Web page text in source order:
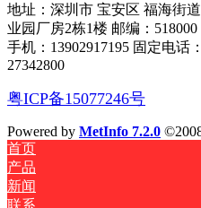
地址：深圳市 宝安区 福海街
业园厂房2栋1楼 邮编：518000
手机：13902917195 固定电话
27342800
粤ICP备15077246号
Powered by MetInfo 7.2.0
首页
产品
新闻
联系